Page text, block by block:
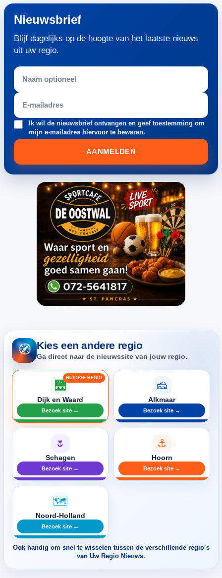
Nieuwsbrief
Blijf dagelijks op de hoogte van het laatste nieuws
uit uw regio.
Ik wil de nieuwsbrief ontvangen en geef toestemming om
mijn e-mailadres hiervoor te bewaren.
AANMELDEN
🧭 Kies een andere regio
Ga direct naar de nieuwssite van jouw regio.
🌉
Dijk en Waard
Bezoek site →
🧀
Alkmaar
Bezoek site →
🌷
Schagen
Bezoek site →
⚓
Hoorn
Bezoek site →
🗺️
Noord-Holland
Bezoek site →
Ook handig om snel te wisselen tussen de verschillende regio’s
van Uw Regio Nieuws.